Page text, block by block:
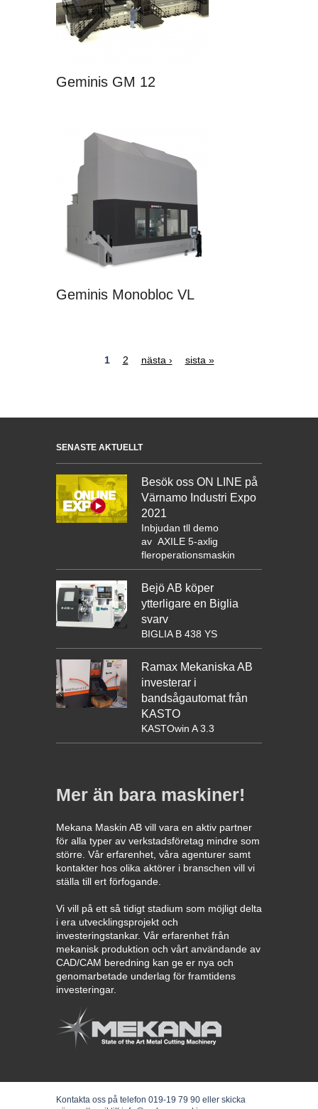
Geminis GM 12
Geminis Monobloc VL
1 2 nästa › sista »
SENASTE AKTUELLT
Besök oss ON LINE på
Värnamo Industri Expo
2021
Inbjudan tll demo
av AXILE 5-axlig
fleroperationsmaskin
Bejö AB köper
ytterligare en Biglia
svarv
BIGLIA B 438 YS
Ramax Mekaniska AB
investerar i
bandsågautomat från
KASTO
KASTOwin A 3.3
Mer än bara maskiner!
Mekana Maskin AB vill vara en aktiv partner
för alla typer av verkstadsföretag mindre som
större. Vår erfarenhet, våra agenturer samt
kontakter hos olika aktörer i branschen vill vi
ställa till ert förfogande.
Vi vill på ett så tidigt stadium som möjligt delta
i era utvecklingsprojekt och
investeringstankar. Vår erfarenhet från
mekanisk produktion och vårt användande av
CAD/CAM beredning kan ge er nya och
genomarbetade underlag för framtidens
investeringar.
Kontakta oss på telefon 019-19 79 90 eller skicka